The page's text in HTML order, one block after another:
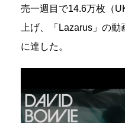
売一週目で14.6万枚（
上げ、「Lazarus」の動
に達した。